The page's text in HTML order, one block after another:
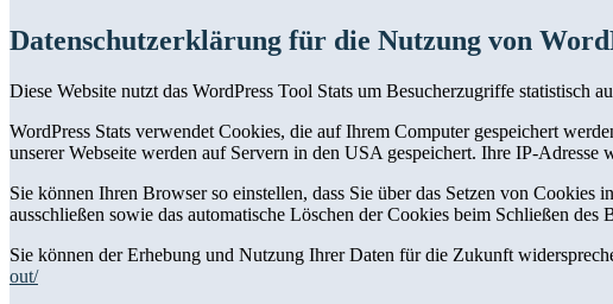
Datenschutzerklärung für die Nutzung von
Diese Website nutzt das WordPress Tool Stats um Besucherzugriffe
WordPress Stats verwendet Cookies, die auf Ihrem Computer gespeichert
unserer Webseite werden auf Servern in den USA gespeichert. Ihre IP-
Sie können Ihren Browser so einstellen, dass Sie über das Setzen von
ausschließen sowie das automatische Löschen der Cookies beim Schließen
Sie können der Erhebung und Nutzung Ihrer Daten für die Zukunft
out/